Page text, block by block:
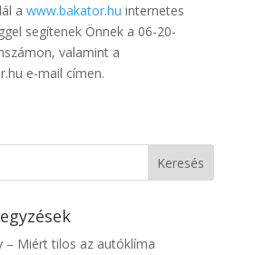
a www.bakator.hu internetes
segítenek Önnek a 06-20-
valamint a
e-mail címen.
– Miért tilos az autóklíma